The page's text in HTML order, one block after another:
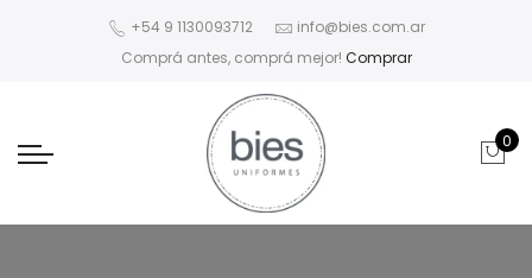
+54 9 1130093712
info@bies.com.ar
Comprá antes, comprá mejor! Comprar
0